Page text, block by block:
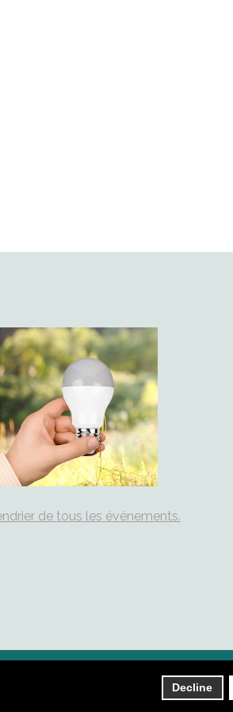
Decline
de tous les événements.
Plan